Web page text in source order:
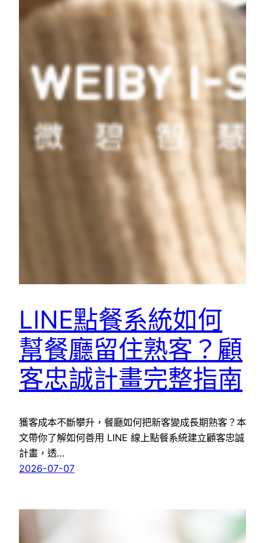
LINE點餐系統如何
幫餐廳留住熟客？顧
客忠誠計畫完整指南
獲客成本不斷攀升，餐廳如何把新客變成長期熟客？本
文帶你了解如何善用 LINE 線上點餐系統建立顧客忠誠
計畫，透…
2026-07-07